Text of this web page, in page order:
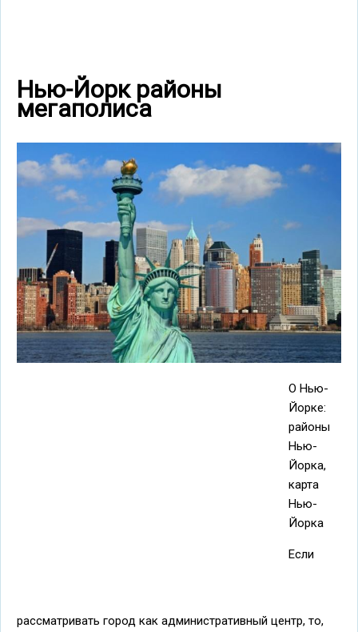
Нью-Йорк районы
мегаполиса
О Нью-
Йорке:
районы
Нью-
Йорка,
карта
Нью-
Йорка
Если
рассматривать город как административный центр, то,